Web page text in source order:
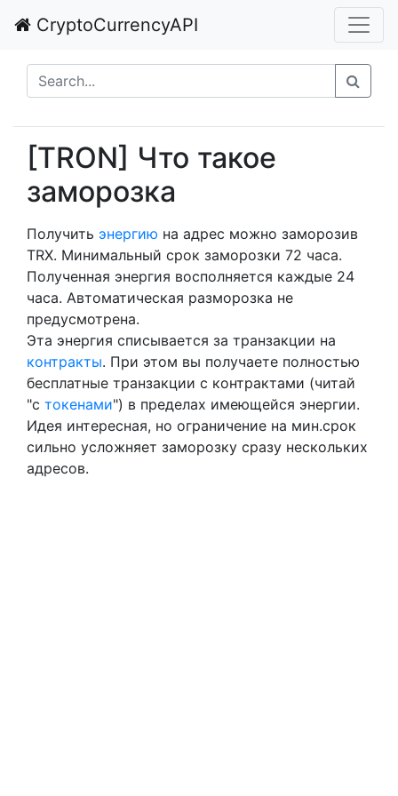
CryptoCurrencyAPI
[TRON] Что такое
заморозка
Получить энергию на адрес можно заморозив
TRX. Минимальный срок заморозки 72 часа.
Полученная энергия восполняется каждые 24
часа. Автоматическая разморозка не
предусмотрена.
Эта энергия списывается за транзакции на
контракты. При этом вы получаете полностью
бесплатные транзакции с контрактами (читай
"с токенами") в пределах имеющейся энергии.
Идея интересная, но ограничение на мин.срок
сильно усложняет заморозку сразу нескольких
адресов.